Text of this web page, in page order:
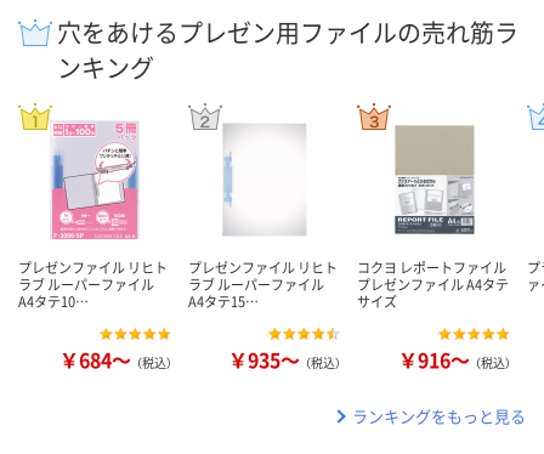
穴をあけるプレゼン用ファイルの売れ筋ラ
ンキング
プレゼンファイル リヒト
ラブ ルーパーファイル
A4タテ10…
￥684～ （税込）
プレゼンファイル リヒト
ラブ ルーパーファイル
A4タテ15…
￥935～ （税込）
コクヨ レポートファイル
プレゼンファイル A4タテ
サイズ
￥916～ （税込）
ランキングをもっと見る